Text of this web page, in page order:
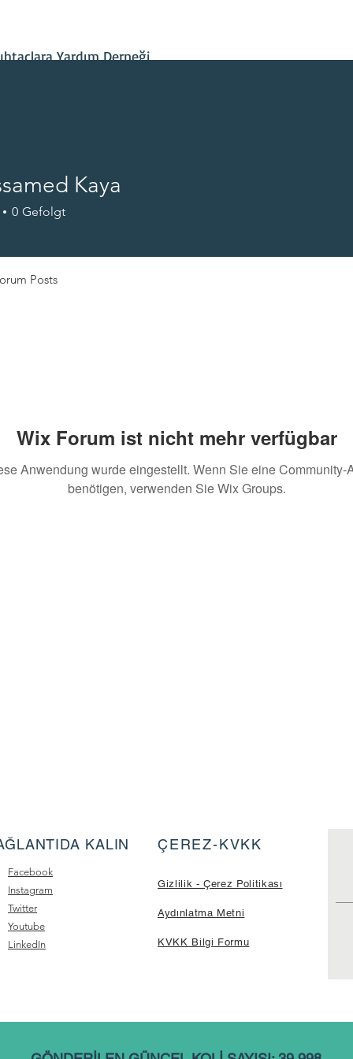
Yardım Derneği
Wix Forum ist nicht mehr verfügbar
Anwendung wurde eingestellt. Wenn Sie eine Community-
benötigen, verwenden Sie Wix Groups.
Kaya
0 Gefolgt
Posts
KALIN
Facebook
Instagram
Twitter
Youtube
LinkedIn
ÇEREZ-KVKK
Gizlilik - Çerez Politikası
Aydınlatma Metni
KVKK Bilgi Formu